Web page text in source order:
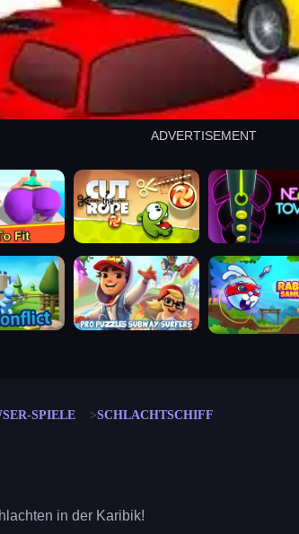
ADVERTISEMENT
cut the rope neon tower
subway surfers rabbit samurai
SPIELE SCHLACHTSCHIFF
in der Karibik!